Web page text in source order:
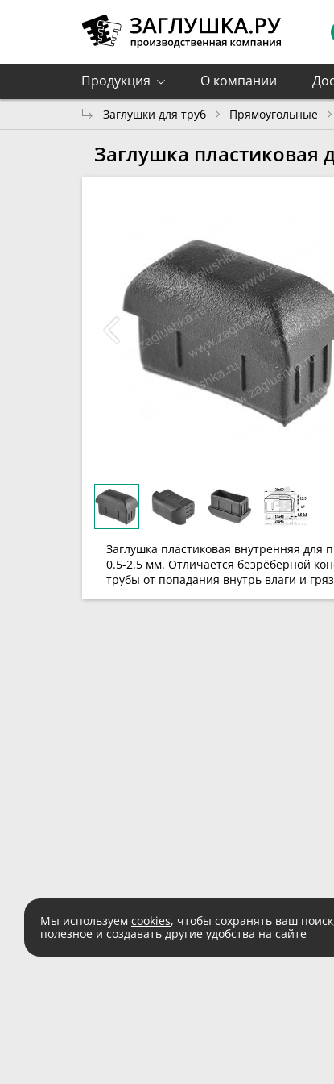
Продукция О компании
Заглушки для труб Прямоугольные
Заглушка пластиковая
Заглушка пластиковая внутренняя
0.5-2.5 мм. Отличается безрёберной
трубы от попадания внутрь влаги и
Мы используем cookies, чтобы сохранять ваш
полезное и создавать другие удобства на сайте